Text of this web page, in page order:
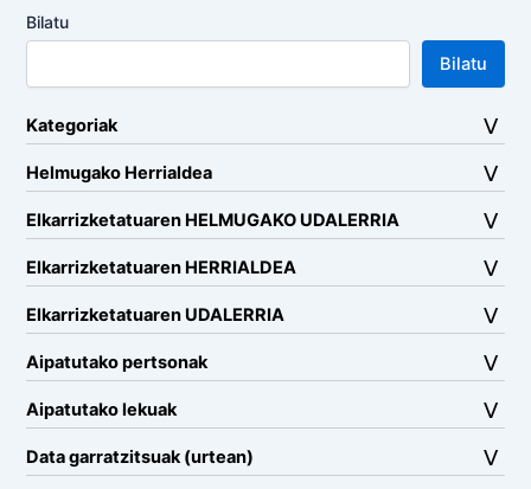
Bilatu
Bilatu
Kategoriak
Helmugako Herrialdea
Elkarrizketatuaren HELMUGAKO UDALERRIA
Elkarrizketatuaren HERRIALDEA
Elkarrizketatuaren UDALERRIA
Aipatutako pertsonak
Aipatutako lekuak
Data garratzitsuak (urtean)